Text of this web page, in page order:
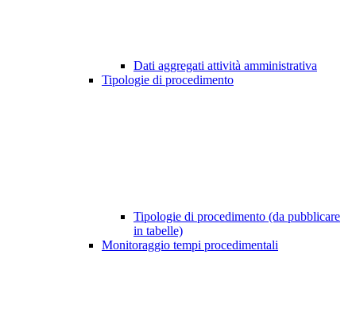
Dati aggregati attività amministrativa
Tipologie di procedimento
Tipologie di procedimento (da pubblicare
in tabelle)
Monitoraggio tempi procedimentali